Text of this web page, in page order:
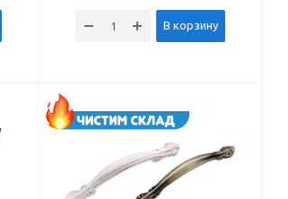
В корзину